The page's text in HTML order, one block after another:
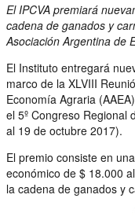
El IPCVA premiará
cadena de ganados y
Asociación Argentina de
El Instituto entregará
marco de la XLVIII
Economía Agraria
el 5º Congreso Regional
al 19 de octubre 2017).
El premio consiste en
económico de $ 18.000
la cadena de ganados y